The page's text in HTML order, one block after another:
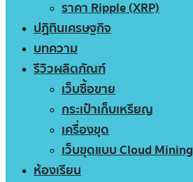
ราคา Ripple (XRP)
ปฏิทินเศรษฐกิจ
บทความ
รีวิวผลิตภัณฑ์
เว็บซื้อขาย
กระเป๋าเก็บเหรียญ
เครื่องขุด
เว็บขุดแบบ Cloud Mining
ห้องเรียน